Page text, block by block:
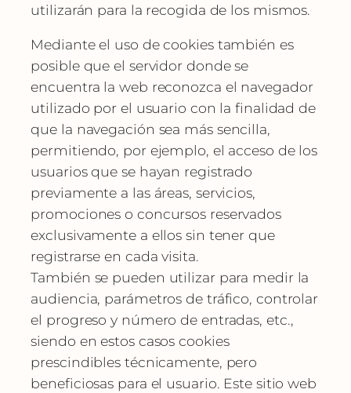
utilizarán para la recogida de los mismos.
Mediante el uso de cookies también es
posible que el servidor donde se
encuentra la web reconozca el navegador
utilizado por el usuario con la finalidad de
que la navegación sea más sencilla,
permitiendo, por ejemplo, el acceso de los
usuarios que se hayan registrado
previamente a las áreas, servicios,
promociones o concursos reservados
exclusivamente a ellos sin tener que
registrarse en cada visita.
También se pueden utilizar para medir la
audiencia, parámetros de tráfico, controlar
el progreso y número de entradas, etc.,
siendo en estos casos cookies
prescindibles técnicamente, pero
beneficiosas para el usuario. Este sitio web